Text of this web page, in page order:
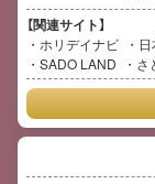
【関連サイト】
ホリデイナビ
SADO LAND
さ